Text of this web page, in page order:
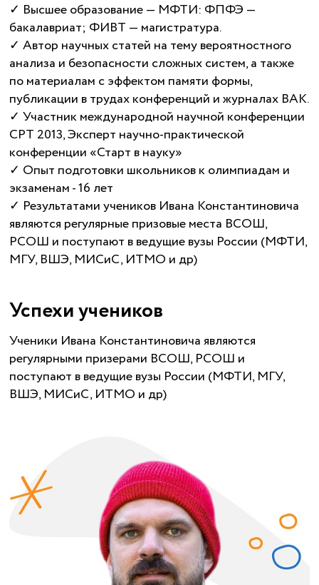
✓ Высшее образование — МФТИ: ФПФЭ —
бакалавриат; ФИВТ — магистратура.
✓ Автор научных статей на тему вероятностного
анализа и безопасности сложных систем, а также
по материалам с эффектом памяти формы,
публикации в трудах конференций и журналах ВАК.
✓ Участник международной научной конференции
СPT 2013, Эксперт научно-практической
конференции «Старт в науку»
✓ Опыт подготовки школьников к олимпиадам и
экзаменам - 16 лет
✓ Результатами учеников Ивана Константиновича
являются регулярные призовые места ВСОШ,
РСОШ и поступают в ведущие вузы России (МФТИ,
МГУ, ВШЭ, МИСиС, ИТМО и др)
Успехи учеников
Ученики Ивана Константиновича являются
регулярными призерами ВСОШ, РСОШ и
поступают в ведущие вузы России (МФТИ, МГУ,
ВШЭ, МИСиС, ИТМО и др)